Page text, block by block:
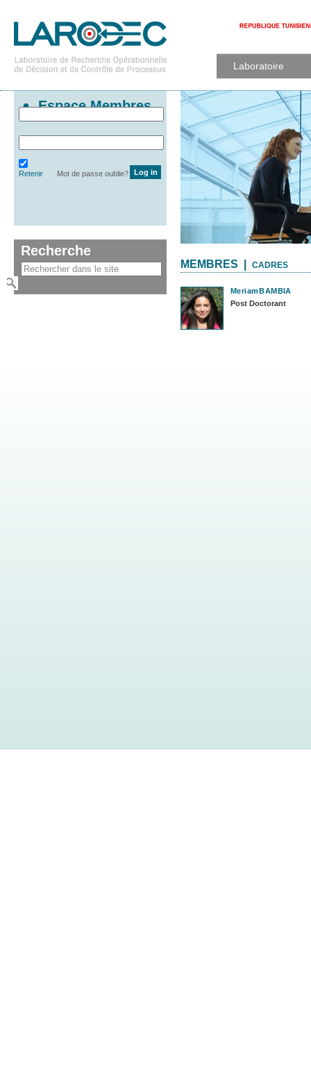
Laboratoire
MEMBRES | CADRES
MeriamBAMBIA
Post Doctorant
Espace Membres
Retenir Mot de passe oublie?
Recherche